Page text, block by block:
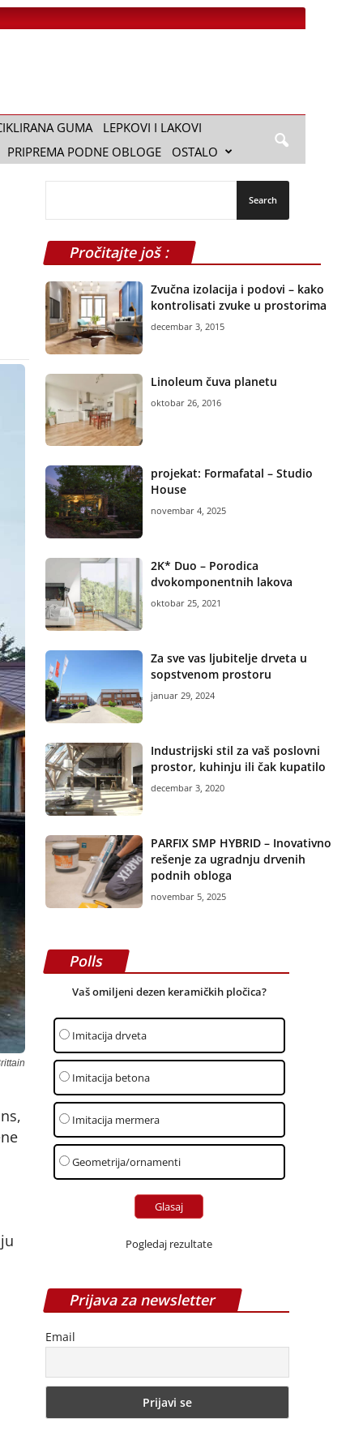
GUMA
LEPKOVI I LAKOVI
PRIPREMA PODNE OBLOGE
OSTALO
Pročitajte još :
Zvučna izolacija i podovi – kako
kontrolisati zvuke u prostorima
decembar 3, 2015
Linoleum čuva planetu
oktobar 26, 2016
projekat: Formafatal – Studio
House
novembar 4, 2025
2K* Duo – Porodica
dvokomponentnih lakova
oktobar 25, 2021
Za sve vas ljubitelje drveta u
sopstvenom prostoru
januar 29, 2024
Industrijski stil za vaš poslovni
prostor, kuhinju ili čak kupatilo
decembar 3, 2020
PARFIX SMP HYBRID – Inovativno
rešenje za ugradnju drvenih
podnih obloga
novembar 5, 2025
Polls
Vaš omiljeni dezen keramičkih pločica?
Imitacija drveta
Imitacija betona
Imitacija mermera
Geometrija/ornamenti
Pogledaj rezultate
Prijava za newsletter
Email